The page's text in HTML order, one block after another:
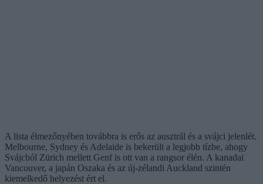
A lista élmezőnyében továbbra is erős az ausztrál és a svájci jelenlét.
Melbourne, Sydney és Adelaide is bekerült a legjobb tízbe, ahogy
Svájcból Zürich mellett Genf is ott van a rangsor élén. A kanadai
Vancouver, a japán Oszaka és az új-zélandi Auckland szintén
kiemelkedő helyezést ért el.